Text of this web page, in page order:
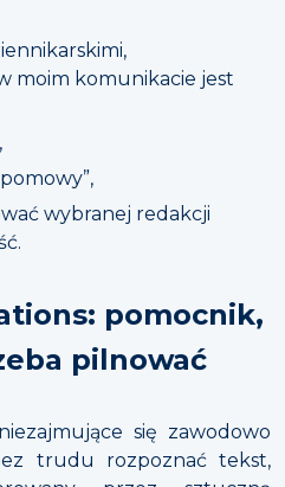
moim komunikacie jest
wybranej redakcji
pomocnik,
pilnować
się zawodowo
trudu rozpoznać tekst,